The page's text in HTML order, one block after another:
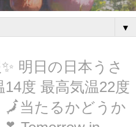
▼
明日の日本うさ
度 最高気温22度
当たるかどうか